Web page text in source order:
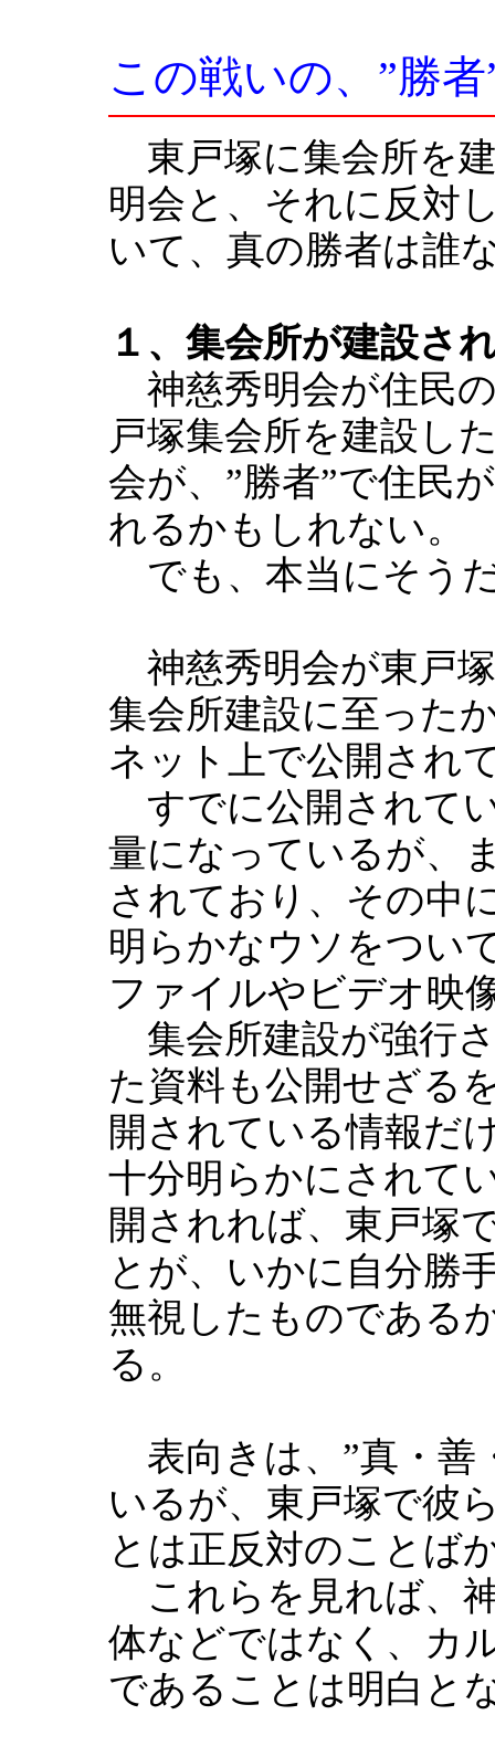
この戦いの、”勝
東戸塚に集会所を
明会と、それに反対
いて、真の勝者は誰
１、集会所が建設さ
神慈秀明会が住民
戸塚集会所を建設し
会が、”勝者”で住民
れるかもしれない。
でも、本当にそう
神慈秀明会が東戸
集会所建設に至った
ネット上で公開され
すでに公開されて
量になっているが、
されており、その中
明らかなウソをつい
ファイルやビデオ映
集会所建設が強行
た資料も公開せざる
開されている情報だ
十分明らかにされて
開されれば、東戸塚
とが、いかに自分勝
無視したものである
る。
表向きは、”真・善
いるが、東戸塚で彼
とは正反対のことば
これらを見れば、
体などではなく、カ
であることは明白と